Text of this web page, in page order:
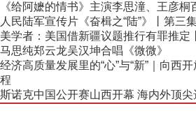
《给阿嬷的情书》主演李思潼、王彦桐
人民陆军宣传片《奋楫之“陆”》丨第三
美学者：美国借新疆议题推行有罪推定
马思纯郑云龙吴汉坤合唱《微微》
经济高质量发展里的“心”与“新”｜向西
程
斯诺克中国公开赛山西开幕 海内外顶